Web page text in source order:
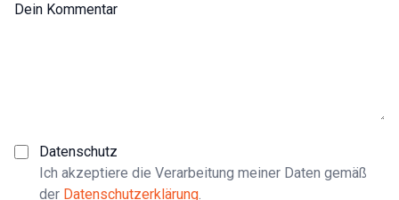
Dein Kommentar
Datenschutz
Ich akzeptiere die Verarbeitung meiner Daten gemäß
der Datenschutzerklärung.